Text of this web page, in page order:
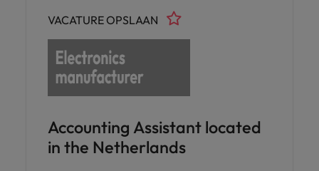
contribute to treasury and risk management
in an international environment. If you are
proactive, and thrive in a dynamic setting,
we'd love to hear from you.
Accounting Assistant located
in the Netherlands
VACATURE OPSLAAN